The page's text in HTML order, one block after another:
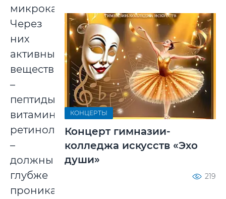
микроканалы.
Через
них
активные
вещества
–
пептиды,
витамины,
ретинол
–
должны
глубже
проникать
КОНЦЕРТЫ
Концерт гимназии-
колледжа искусств «Эхо
души»
219